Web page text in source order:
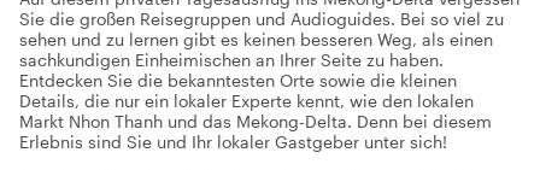
Sie die großen Reisegruppen und Audioguides. Bei so viel zu
sehen und zu lernen gibt es keinen besseren Weg, als einen
sachkundigen Einheimischen an Ihrer Seite zu haben.
Entdecken Sie die bekanntesten Orte sowie die kleinen
Details, die nur ein lokaler Experte kennt, wie den lokalen
Markt Nhon Thanh und das Mekong-Delta. Denn bei diesem
Erlebnis sind Sie und Ihr lokaler Gastgeber unter sich!